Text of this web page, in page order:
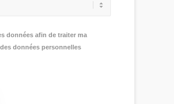
données afin de traiter ma
données personnelles